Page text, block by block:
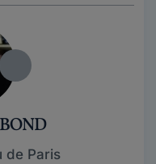
de Paris